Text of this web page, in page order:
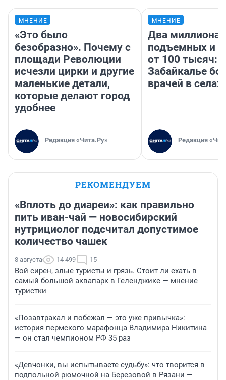
МНЕНИЕ
«Это было
безобразно». Почему с
площади Революции
исчезли цирки и другие
маленькие детали,
которые делают город
удобнее
Редакция «Чита.Ру»
МНЕНИЕ
Два миллиона
подъемных и
от 100 тысяч:
Забайкалье
врачей в селах
Редакция
РЕКОМЕНДУЕМ
«Вплоть до диареи»: как правильно
пить иван-чай — новосибирский
нутрициолог подсчитал допустимое
количество чашек
8 августа 14 499 15
Вой сирен, злые туристы и грязь. Стоит ли ехать в
самый большой аквапарк в Геленджике — мнение
туристки
«Позавтракал и побежал — это уже привычка»:
история пермского марафонца Владимира Никитина
— он стал чемпионом РФ 35 раз
«Девчонки, вы испытываете судьбу»: что творится в
подпольной рюмочной на Березовой в Рязани —